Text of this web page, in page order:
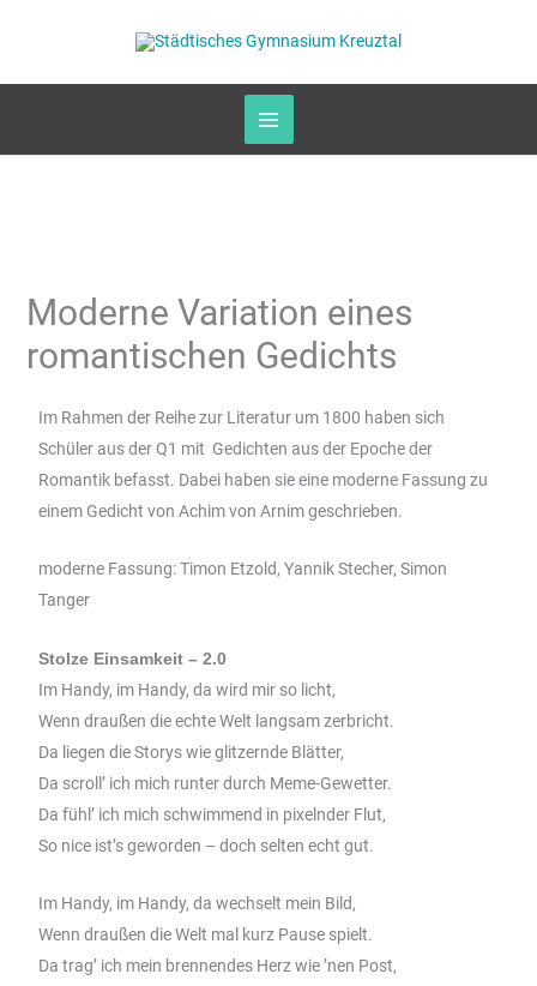
Moderne Variation eines
romantischen Gedichts
Im Rahmen der Reihe zur Literatur um 1800 haben sich
Schüler aus der Q1 mit Gedichten aus der Epoche der
Romantik befasst. Dabei haben sie eine moderne Fassung zu
einem Gedicht von Achim von Arnim geschrieben.
moderne Fassung: Timon Etzold, Yannik Stecher, Simon
Tanger
Stolze Einsamkeit – 2.0
Im Handy, im Handy, da wird mir so licht,
Wenn draußen die echte Welt langsam zerbricht.
Da liegen die Storys wie glitzernde Blätter,
Da scroll’ ich mich runter durch Meme-Gewetter.
Da fühl’ ich mich schwimmend in pixelnder Flut,
So nice ist’s geworden – doch selten echt gut.
Im Handy, im Handy, da wechselt mein Bild,
Wenn draußen die Welt mal kurz Pause spielt.
Da trag’ ich mein brennendes Herz wie ’nen Post,